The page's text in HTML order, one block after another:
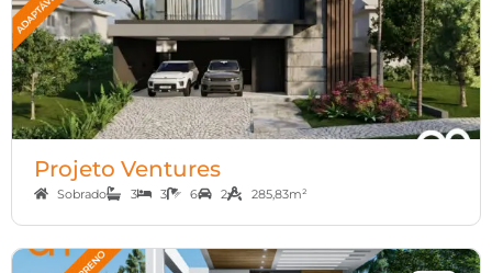
Projeto Ventures
Sobrado 3 3 6 2 285,83m²